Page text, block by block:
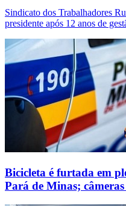
Sindicato dos Trabalhadores
presidente após 12 anos de
Bicicleta é furtada em
Pará de Minas;